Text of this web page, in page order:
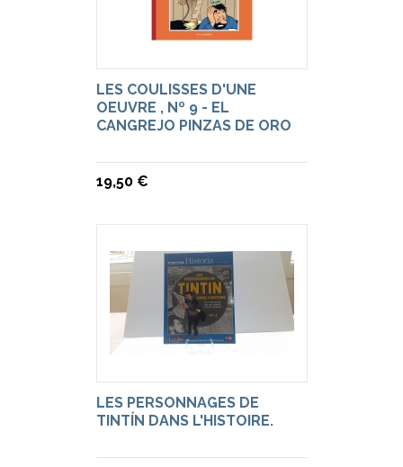
LES COULISSES D'UNE
OEUVRE , Nº 9 - EL
CANGREJO PINZAS DE ORO
19,50 €
LES PERSONNAGES DE
TINTÍN DANS L'HISTOIRE.